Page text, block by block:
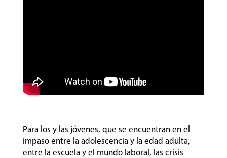
Para los y las jóvenes, que se encuentran en el
impaso entre la adolescencia y la edad adulta,
entre la escuela y el mundo laboral, las crisis